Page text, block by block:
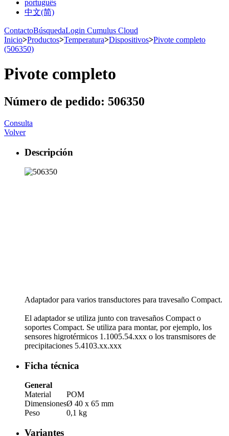
português
中文(简)
ContactoBúsquedaLogin Cumulus Cloud
Inicio>Productos>Temperatura>Dispositivos>Pivote completo
(506350)
Pivote completo
Número de pedido: 506350
Consulta
Volver
Descripción
Adaptador para varios transductores para travesaño Compact.
El adaptador se utiliza junto con travesaños Compact o
soportes Compact. Se utiliza para montar, por ejemplo, los
sensores higrotérmicos 1.1005.54.xxx o los transmisores de
precipitaciones 5.4103.xx.xxx
Ficha técnica
General
Material
POM
DimensionesØ 40 x 65 mm
Peso
0,1 kg
Variantes